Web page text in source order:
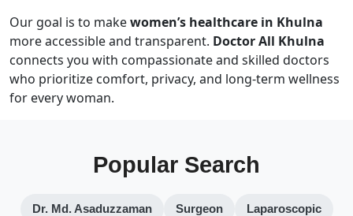
Our goal is to makewomen’s healthcare in Khulna
more accessible and transparent. Doctor All Khulna
connects you with compassionate and skilled doctors
who prioritize comfort, privacy, and long-term wellness
for every woman.
Popular Search
Dr. Md. Asaduzzaman Surgeon Laparoscopic